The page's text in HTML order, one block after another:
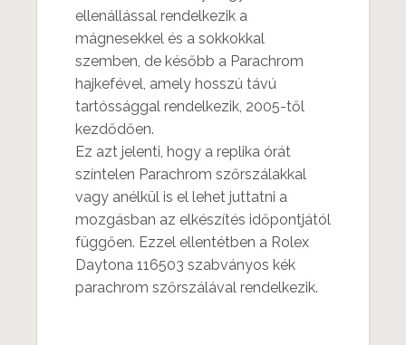
ellenállással rendelkezik a
mágnesekkel és a sokkokkal
szemben, de később a Parachrom
hajkefével, amely hosszú távú
tartóssággal rendelkezik, 2005-től
kezdődően.
Ez azt jelenti, hogy a replika órát
színtelen Parachrom szőrszálakkal
vagy anélkül is el lehet juttatni a
mozgásban az elkészítés időpontjától
függően. Ezzel ellentétben a Rolex
Daytona 116503 szabványos kék
parachrom szőrszálával rendelkezik.